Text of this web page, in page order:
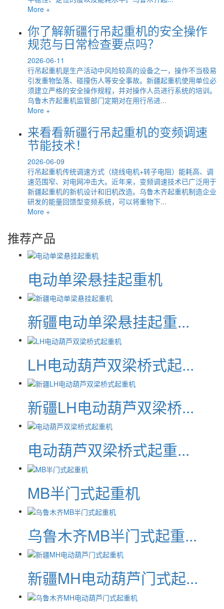
More +
你了解新疆行吊起重机的安全操作
规范与日常检查要点吗？
2026-06-11
行吊起重机是生产活动中风险较高的设备之一，操作不当极易
引发重物坠落、碰撞伤人等安全事故。新疆起重机使用单位必
须建立严格的安全操作规程，并对操作人员进行系统的培训。
乌鲁木齐起重机监管部门定期对在用行吊进...
More +
来看看新疆行吊起重机的变频调速
节能技术！
2026-06-09
行吊起重机传统调速方式（绕线电机+转子电阻）能耗高、调
速范围窄、对电网冲击大。近年来，变频调速技术已广泛用于
新疆起重机的新机设计和旧机改造。乌鲁木齐起重机制造企业
研发的能量回馈型变频系统，可以将重物下...
More +
推荐产品
电动单梁悬挂起重机
新疆电动单梁悬挂起重...
LH电动葫芦双梁桥式起...
新疆LH电动葫芦双梁桥...
电动葫芦双梁桥式起重...
MB半门式起重机
乌鲁木齐MB半门式起重...
新疆MH电动葫芦门式起...